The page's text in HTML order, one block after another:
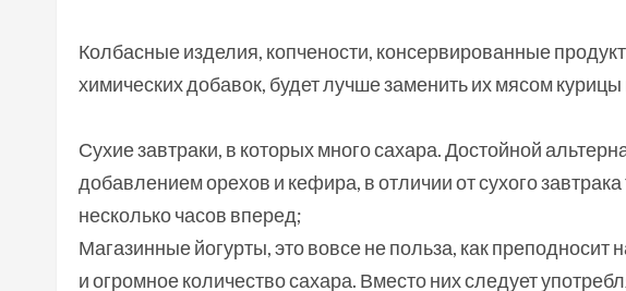
Колбасные изделия, копчености, консервированные
химических добавок, будет лучше заменить их мясом
Сухие завтраки, в которых много сахара. Достойной
добавлением орехов и кефира, в отличии от сухого
несколько часов вперед;
Магазинные йогурты, это вовсе не польза, как
и огромное количество сахара. Вместо них следует